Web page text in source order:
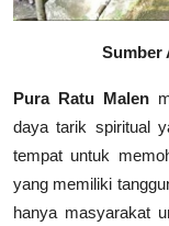
Sumber
Pura Ratu Malen
daya tarik spiritual
tempat untuk
yang memiliki
hanya masyarakat